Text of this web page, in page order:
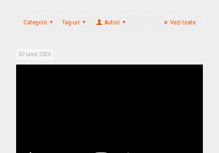
Categorii Tag-uri Autori Vezi toate
30 iunie 2020